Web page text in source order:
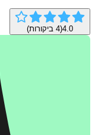
4.0
(
4 ביקורות)